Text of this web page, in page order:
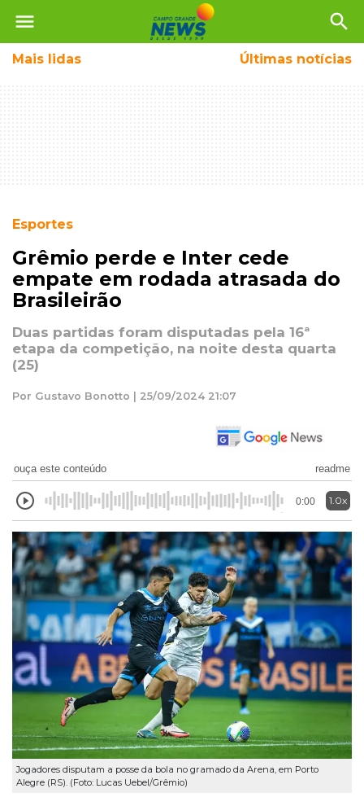
menu search
Mais lidas Últimas notícias
Esportes
Grêmio perde e Inter cede
empate em rodada atrasada do
Brasileirão
Duas partidas foram disputadas pela 16ª
etapa da competição, na noite desta quarta
(25)
Por Gustavo Bonotto | 25/09/2024 21:07
ouça este conteúdo readme
0:00 1.0x
Jogadores disputam a posse da bola no gramado da Arena, em Porto
Alegre (RS). (Foto: Lucas Uebel/Grêmio)